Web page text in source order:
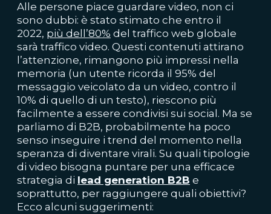
Alle persone piace guardare video, non ci
sono dubbi: è stato stimato che entro il
2022, più dell’80% del traffico web globale
sarà traffico video. Questi contenuti attirano
l’attenzione, rimangono più impressi nella
memoria (un utente ricorda il 95% del
messaggio veicolato da un video, contro il
10% di quello di un testo), riescono più
facilmente a essere condivisi sui social. Ma se
parliamo di B2B, probabilmente ha poco
senso inseguire i trend del momento nella
speranza di diventare virali. Su quali tipologie
di video bisogna puntare per una efficace
strategia di lead generation B2B e
soprattutto, per raggiungere quali obiettivi?
Ecco alcuni suggerimenti: